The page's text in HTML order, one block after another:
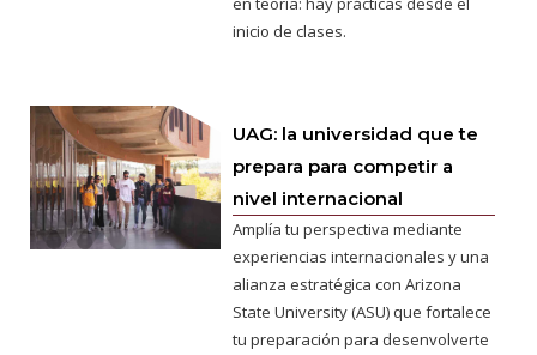
inicio de clases.
UAG: la universidad que te
prepara para competir a
nivel internacional
Amplía tu perspectiva mediante
experiencias internacionales y una
alianza estratégica con Arizona
State University (ASU) que fortalece
tu preparación para desenvolverte